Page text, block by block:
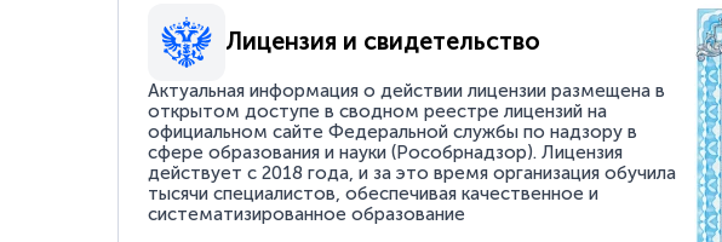
Лицензия и свидетельство
Актуальная информация о действии лицензии размещена в
открытом доступе в сводном реестре лицензий на
официальном сайте Федеральной службы по надзору в
сфере образования и науки (Рособрнадзор). Лицензия
действует с 2018 года, и за это время организация обучила
тысячи специалистов, обеспечивая качественное и
систематизированное образование